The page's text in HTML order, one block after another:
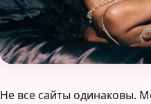
Не все сайты одинаковы.